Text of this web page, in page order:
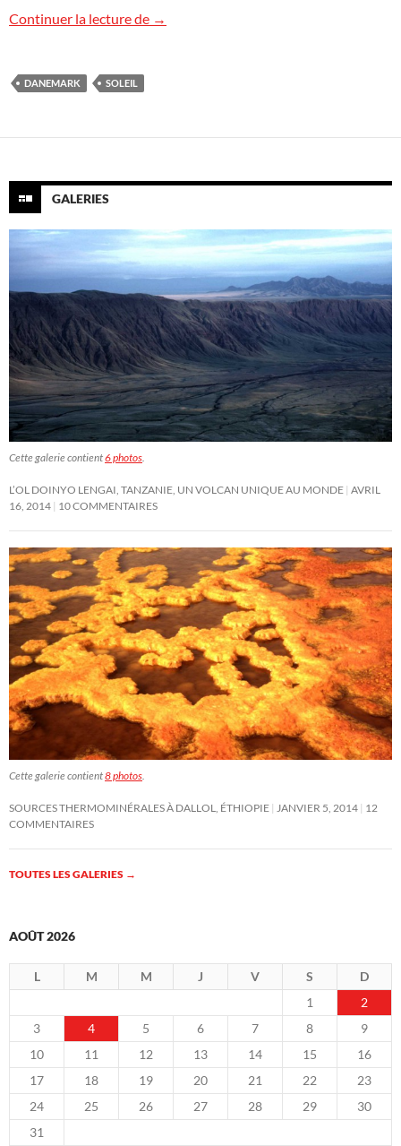
Continuer la lecture de Le soleil se couche sur le Danemark
→
DANEMARK SOLEIL
GALERIES
Cette galerie contient6 photos.
L’OL DOINYO LENGAI, TANZANIE, UN VOLCAN UNIQUE AU MONDE AVRIL
16, 2014 10 COMMENTAIRES
Cette galerie contient8 photos
SOURCES THERMOMINÉRALES À DALLOL, ÉTHIOPIE JANVIER 5, 2014 12
COMMENTAIRES
TOUTES LES GALERIES →
AOÛT 2026
L M M J V S
D
1
2
3
4 5 6 7 8
9
10
11 12 13 14 15
16
17
18 19 20 21 22
23
24
25 26 27 28 29
30
31